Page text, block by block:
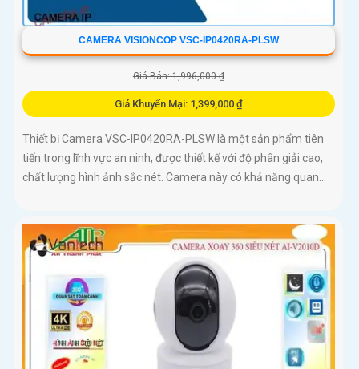
CAMERA VISIONCOP VSC-IP0420RA-PLSW
Giá Bán: 1,996,000 ₫
Giá Khuyến Mại: 1,399,000 ₫
Thiết bị Camera VSC-IP0420RA-PLSW là một sản phẩm tiên
tiến trong lĩnh vực an ninh, được thiết kế với độ phân giải cao,
chất lượng hình ảnh sắc nét. Camera này có khả năng quan...